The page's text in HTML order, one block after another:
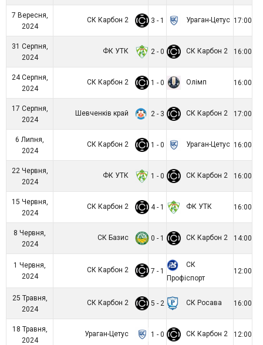
7 Вересня,
2024
СК Карбон 2 3 - 1 Ураган-Цетус 17:00
31 Серпня,
2024
ФК УТК 2 - 0 СК Карбон 2 16:00
24 Серпня,
2024
СК Карбон 2 1 - 0 Олімп 16:00
17 Серпня,
2024
Шевченків край 2 - 3 СК Карбон 2 17:00
6 Липня,
2024
СК Карбон 2 1 - 0 Ураган-Цетус 16:00
22 Червня,
2024
ФК УТК 1 - 0 СК Карбон 2 16:00
15 Червня,
2024
СК Карбон 2 4 - 1 ФК УТК 16:00
8 Червня,
2024
СК Базис 0 - 1 СК Карбон 2 14:00
1 Червня,
2024
СК Карбон 2 7 - 1
СК
Профіспорт
12:00
25 Травня,
2024
СК Карбон 2 5 - 2 СК Росава 16:00
18 Травня,
2024
Ураган-Цетус 1 - 0 СК Карбон 2 12:00